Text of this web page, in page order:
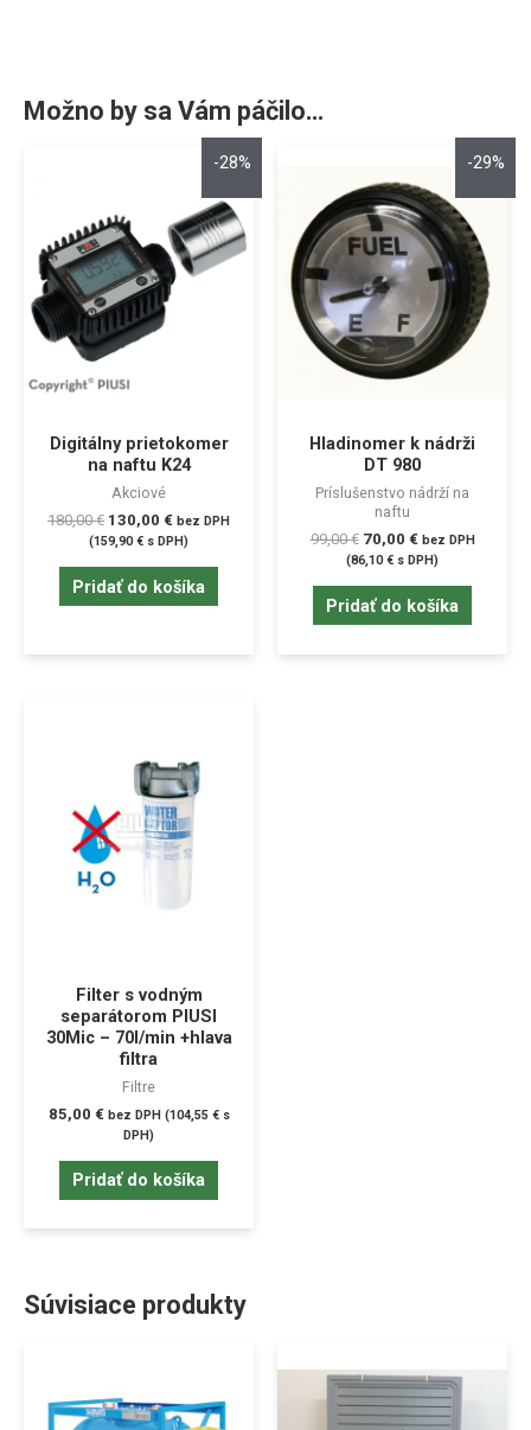
Možno by sa Vám páčilo…
-28%
Digitálny prietokomer
na naftu K24
Akciové
180,00€ 130,00 € bez DPH
(159,90€ s DPH)
Pridať do košíka
-29%
Hladinomer k nádrži
DT 980
Príslušenstvo nádrží na
naftu
99,00€ 70,00 € bez DPH
(86,10€ s DPH)
Pridať do košíka
Filter s vodným
separátorom PIUSI
30Mic – 70l/min +hlava
filtra
Filtre
85,00 € bez DPH (104,55 €s
DPH)
Pridať do košíka
Súvisiace produkty